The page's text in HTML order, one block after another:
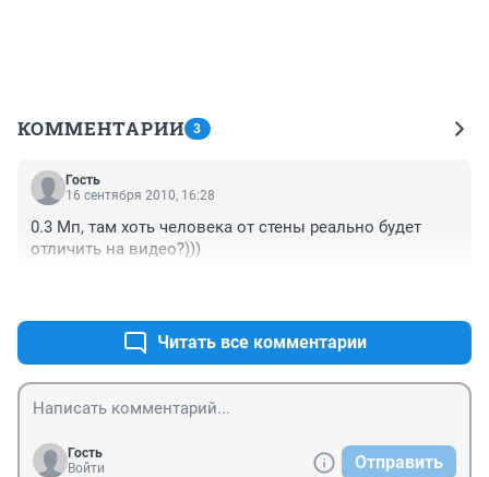
КОММЕНТАРИИ 3
Гость
16 сентября 2010, 16:28
0.3 Мп, там хоть человека от стены реально будет
отличить на видео?)))
Читать все комментарии
Гость
Войти
Отправить